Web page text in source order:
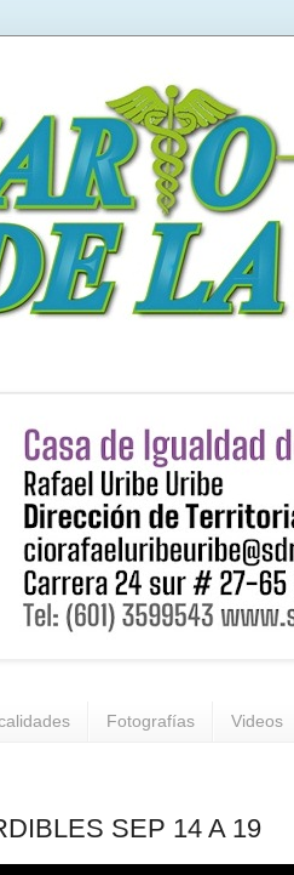
Fotografías Videos
SEP 14 A 19